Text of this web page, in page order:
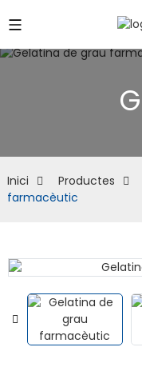
Inici Productes
farmacèutic